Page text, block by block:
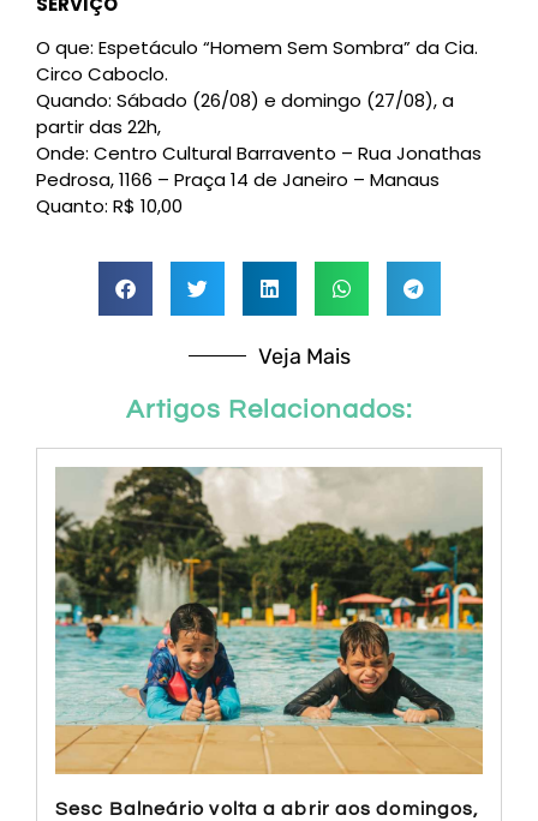
O que: Espetáculo “Homem Sem Sombra” da Cia.
Circo Caboclo.
Quando: Sábado (26/08) e domingo (27/08), a
partir das 22h,
Onde: Centro Cultural Barravento – Rua Jonathas
Pedrosa, 1166 – Praça 14 de Janeiro – Manaus
Quanto: R$ 10,00
Veja Mais
Artigos Relacionados:
Sesc Balneário volta a abrir aos domingos,